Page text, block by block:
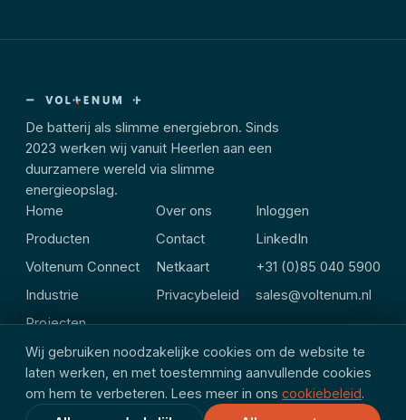
Wij gebruiken noodzakelijke cookies om de website te
laten werken, en met toestemming aanvullende cookies
om hem te verbeteren. Lees meer in ons cookiebeleid.
De batterij als slimme energiebron. Sinds
2023 werken wij vanuit Heerlen aan een
duurzamere wereld via slimme
energieopslag.
Home
Producten
Voltenum Connect
Industrie
Projecten
Over ons
Contact
Netkaart
Privacybeleid
Inloggen
LinkedIn
+31 (0)85 040 5900
sales@voltenum.nl
© Voltenum B.V. · Heulsstraat 8, 6413 EJ Heerlen